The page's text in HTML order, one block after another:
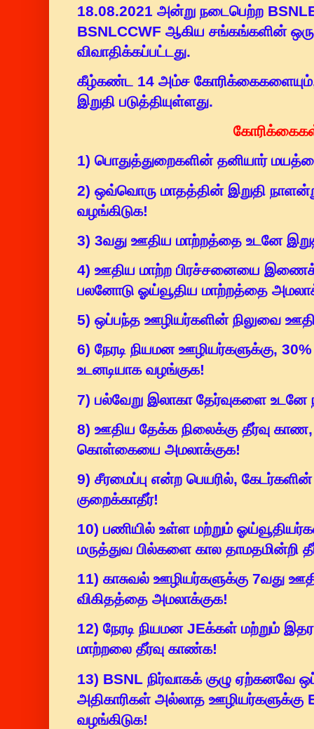
18.08.2021 அன்று நடைபெற்ற
BSNLCCWF ஆகிய சங்கங்களின்
விவாதிக்கப்பட்டது.
கீழ்கண்ட 14 அம்ச கோரிக்கைகளையும்,
இறுதி படுத்தியுள்ளது.
1) பொதுத்துறைகளின் தனியார் மயத்தை
2) ஒவ்வொரு மாதத்தின் இறுதி
வழங்கிடுக!
3) 3வது ஊதிய மாற்றத்தை உடனே
4) ஊதிய மாற்ற பிரச்சனையை
பலனோடு ஓய்வூதிய மாற்றத்தை
5) ஒப்பந்த ஊழியர்களின் நிலுவை
6) நேரடி நியமன ஊழியர்களுக்கு,
உடனடியாக வழங்குக!
7) பல்வேறு இலாகா தேர்வுகளை உடனே
8) ஊதிய தேக்க நிலைக்கு தீர்வு காண,
கொள்கையை அமலாக்குக!
9) சீரமைப்பு என்ற பெயரில்,
குறைக்காதீர்!
10) பணியில் உள்ள மற்றும்
மருத்துவ பில்களை கால தாமதமின்றி
11) காசுவல் ஊழியர்களுக்கு 7வது
விகிதத்தை அமலாக்குக!
12) நேரடி நியமன JEக்கள் மற்றும்
மாற்றலை தீர்வு காண்க!
13) BSNL நிர்வாகக் குழு ஏற்கனவே
அதிகாரிகள் அல்லாத ஊழியர்களுக்கு
வழங்கிடுக!